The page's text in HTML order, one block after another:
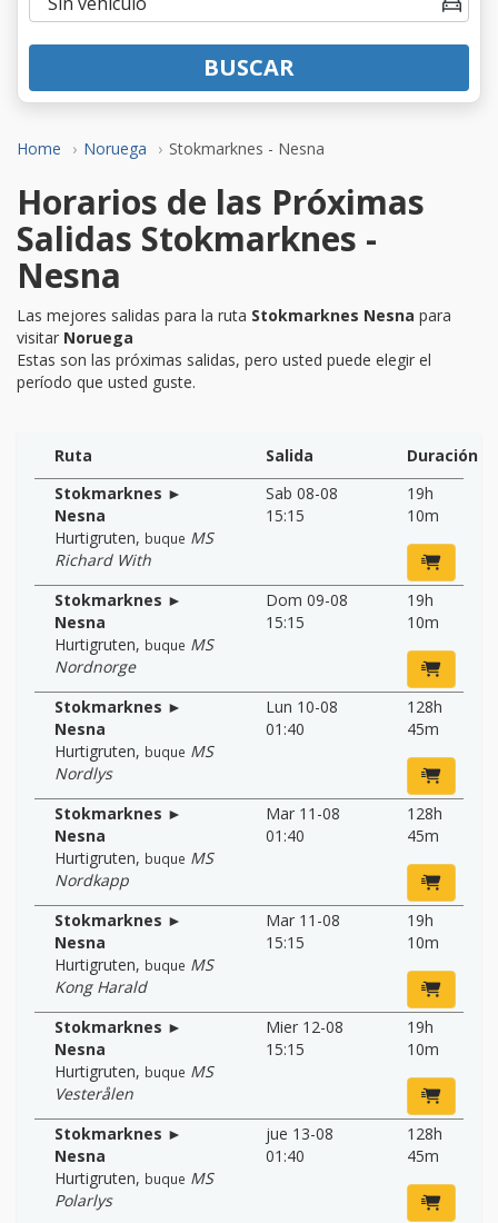
Home Noruega Stokmarknes - Nesna
BUSCAR
Horarios de las Próximas
Salidas Stokmarknes -
Nesna
Las mejores salidas para la ruta Stokmarknes Nesna para
visitar Noruega
Estas son las próximas salidas, pero usted puede elegir el
período que usted guste.
Ruta Salida
Duración
Stokmarknes ►
Nesna
Hurtigruten, buque MS
Richard With
Sab 08-08
15:15
19h
10m
Stokmarknes ►
Nesna
Hurtigruten, buque MS
Nordnorge
Dom 09-08
15:15
19h
10m
Stokmarknes ►
Nesna
Hurtigruten, buque MS
Nordlys
Lun 10-08
01:40
128h
45m
Stokmarknes ►
Nesna
Hurtigruten, buque MS
Nordkapp
Mar 11-08
01:40
128h
45m
Stokmarknes ►
Nesna
Hurtigruten, buque MS
Kong Harald
Mar 11-08
15:15
19h
10m
Stokmarknes ►
Nesna
Hurtigruten, buque MS
Vesterålen
Mier 12-08
15:15
19h
10m
Stokmarknes ►
Nesna
Hurtigruten, buque MS
Polarlys
jue 13-08
01:40
128h
45m